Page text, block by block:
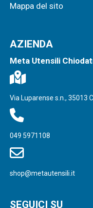
Mappa del sito
AZIENDA
Meta Utensili
Via Luparense s.n., 35013
049 5971108
shop@metautensili.it
SEGUICI SU